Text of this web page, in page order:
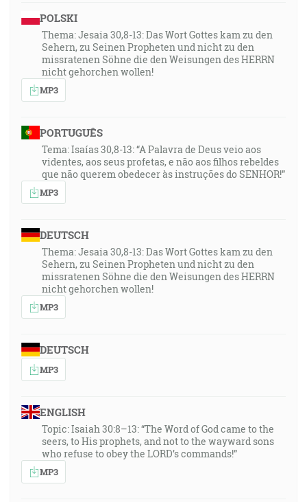
POLSKI
Thema: Jesaia 30,8-13: Das Wort Gottes kam zu den
Sehern, zu Seinen Propheten und nicht zu den
missratenen Söhne die den Weisungen des HERRN
nicht gehorchen wollen!
MP3
PORTUGUÊS
Tema: Isaías 30,8-13: “A Palavra de Deus veio aos
videntes, aos seus profetas, e não aos filhos rebeldes
que não querem obedecer às instruções do SENHOR!”
MP3
DEUTSCH
Thema: Jesaia 30,8-13: Das Wort Gottes kam zu den
Sehern, zu Seinen Propheten und nicht zu den
missratenen Söhne die den Weisungen des HERRN
nicht gehorchen wollen!
MP3
DEUTSCH
MP3
ENGLISH
Topic: Isaiah 30:8–13: “The Word of God came to the
seers, to His prophets, and not to the wayward sons
who refuse to obey the LORD’s commands!”
MP3